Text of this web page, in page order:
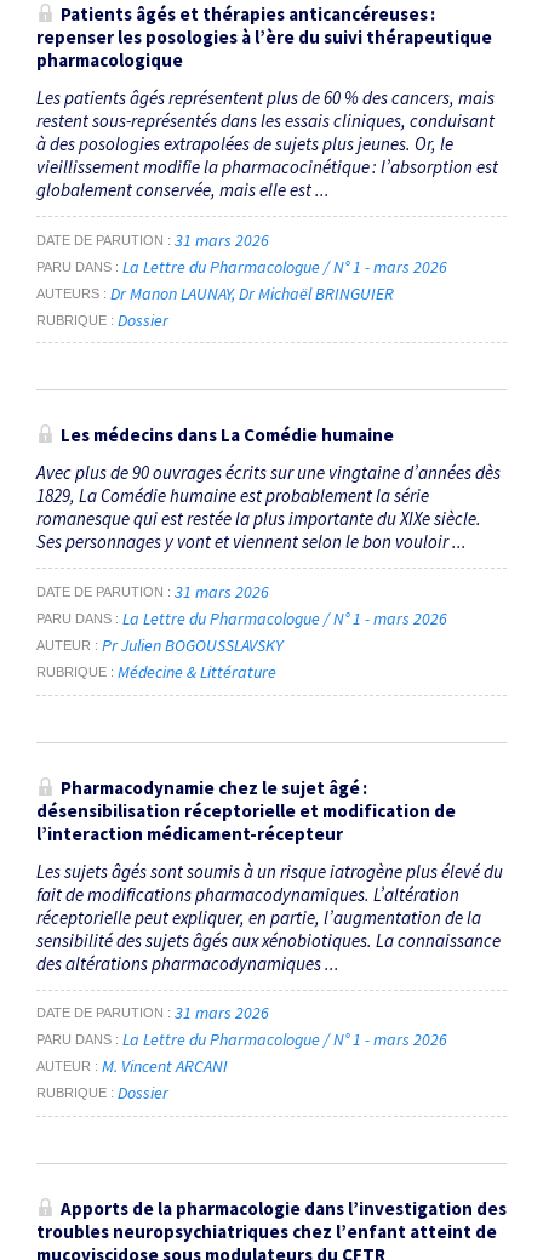
Patients âgés et thérapies anticancéreuses :
repenser les posologies à l’ère du suivi thérapeutique
pharmacologique
Les patients âgés représentent plus de 60 % des cancers, mais
restent sous-représentés dans les essais cliniques, conduisant
à des posologies extrapolées de sujets plus jeunes. Or, le
vieillissement modifie la pharmacocinétique : l’absorption est
globalement conservée, mais elle est ...
DATE DE PARUTION 31 mars 2026
PARU DANS La Lettre du Pharmacologue / N° 1 - mars 2026
AUTEURS Dr Manon LAUNAY Dr Michaël BRINGUIER
RUBRIQUE Dossier
Les médecins dans La Comédie humaine
Avec plus de 90 ouvrages écrits sur une vingtaine d’années dès
1829, La Comédie humaine est probablement la série
romanesque qui est restée la plus importante du XIXe siècle.
Ses personnages y vont et viennent selon le bon vouloir ...
DATE DE PARUTION 31 mars 2026
PARU DANS La Lettre du Pharmacologue / N° 1 - mars 2026
AUTEUR Pr Julien BOGOUSSLAVSKY
RUBRIQUE Médecine & Littérature
Pharmacodynamie chez le sujet âgé :
désensibilisation réceptorielle et modification de
l’interaction médicament-récepteur
Les sujets âgés sont soumis à un risque iatrogène plus élevé du
fait de modifications pharmacodynamiques. L’altération
réceptorielle peut expliquer, en partie, l’augmentation de la
sensibilité des sujets âgés aux xénobiotiques. La connaissance
des altérations pharmacodynamiques ...
DATE DE PARUTION 31 mars 2026
PARU DANS La Lettre du Pharmacologue / N° 1 - mars 2026
AUTEUR M. Vincent ARCANI
RUBRIQUE Dossier
Apports de la pharmacologie dans l’investigation des
troubles neuropsychiatriques chez l’enfant atteint de
mucoviscidose sous modulateurs du CFTR